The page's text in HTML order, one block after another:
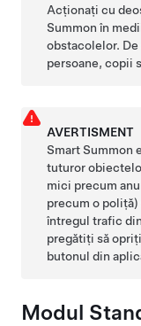
Acționați cu
Summon în
obstacolelor.
persoane, copii
AVERTISMENT
Smart Summon
tuturor
mici precum
precum o
întregul trafic
pregătiți să opriți
butonul din
Modul